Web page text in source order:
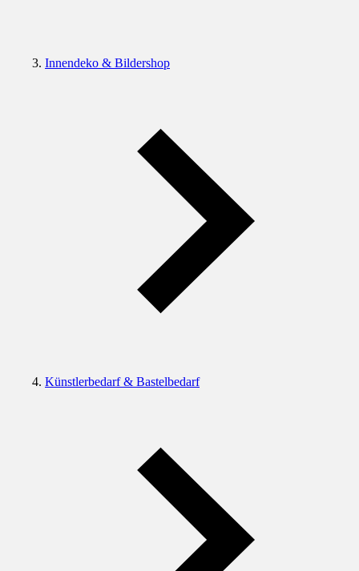
Innendeko & Bildershop
Künstlerbedarf & Bastelbedarf